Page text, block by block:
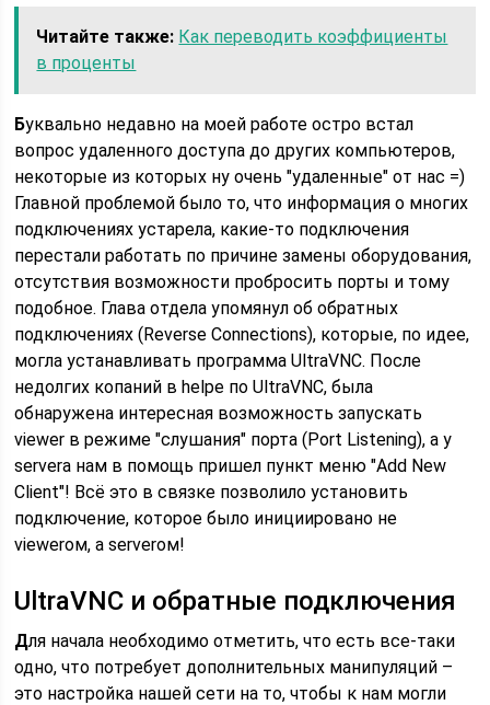
Читайте также: Как переводить коэффициенты
в проценты
Буквально недавно на моей работе остро встал
вопрос удаленного доступа до других компьютеров,
некоторые из которых ну очень "удаленные" от нас =)
Главной проблемой было то, что информация о многих
подключениях устарела, какие-то подключения
перестали работать по причине замены оборудования,
отсутствия возможности пробросить порты и тому
подобное. Глава отдела упомянул об обратных
подключениях (Reverse Connections), которые, по идее,
могла устанавливать программа UltraVNC. После
недолгих копаний в helpе по UltraVNC, была
обнаружена интересная возможность запускать
viewer в режиме "слушания" порта (Port Listening), а у
serverа нам в помощь пришел пункт меню "Add New
Client"! Всё это в связке позволило установить
подключение, которое было инициировано не
viewerом, а serverом!
UltraVNC и обратные подключения
Для начала необходимо отметить, что есть все-таки
одно, что потребует дополнительных манипуляций –
это настройка нашей сети на то, чтобы к нам могли